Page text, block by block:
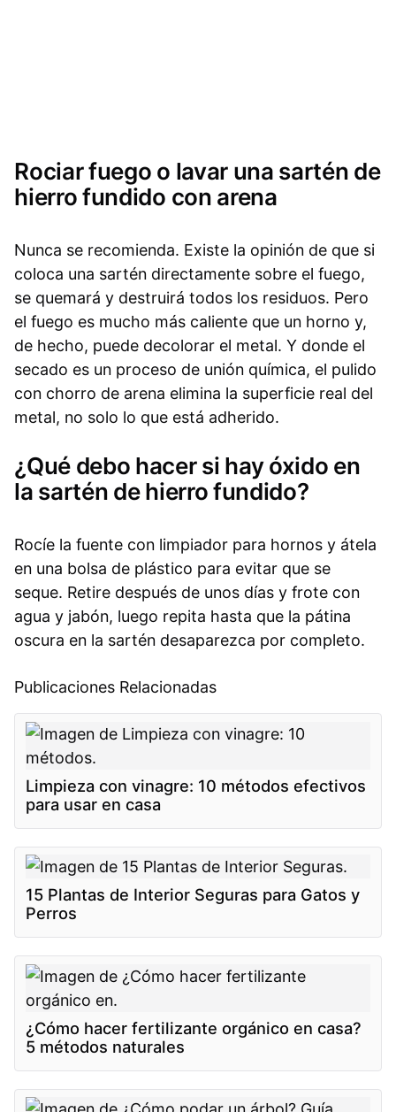
Rociar fuego o lavar una sartén de
hierro fundido con arena
Nunca se recomienda. Existe la opinión de que si
coloca una sartén directamente sobre el fuego,
se quemará y destruirá todos los residuos. Pero
el fuego es mucho más caliente que un horno y,
de hecho, puede decolorar el metal. Y donde el
secado es un proceso de unión química, el pulido
con chorro de arena elimina la superficie real del
metal, no solo lo que está adherido.
¿Qué debo hacer si hay óxido en
la sartén de hierro fundido?
Rocíe la fuente con limpiador para hornos y átela
en una bolsa de plástico para evitar que se
seque. Retire después de unos días y frote con
agua y jabón, luego repita hasta que la pátina
oscura en la sartén desaparezca por completo.
Publicaciones Relacionadas
Limpieza con vinagre: 10 métodos efectivos
para usar en casa
15 Plantas de Interior Seguras para Gatos y
Perros
¿Cómo hacer fertilizante orgánico en casa?
5 métodos naturales